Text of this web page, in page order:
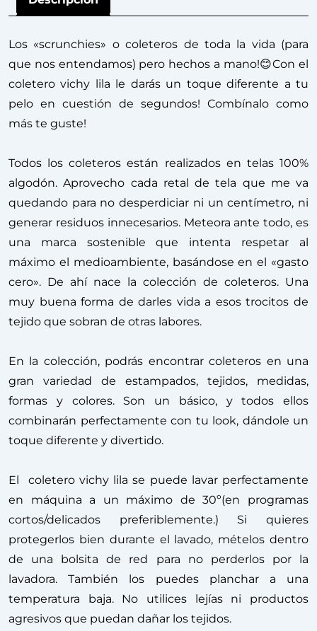
Los «scrunchies» o coleteros de toda la vida (para
que nos entendamos) pero hechos a mano!😊Con el
coletero vichy lila le darás un toque diferente a tu
pelo en cuestión de segundos! Combínalo como
más te guste!
Todos los coleteros están realizados en telas 100%
algodón. Aprovecho cada retal de tela que me va
quedando para no desperdiciar ni un centímetro, ni
generar residuos innecesarios. Meteora ante todo, es
una marca sostenible que intenta respetar al
máximo el medioambiente, basándose en el «gasto
cero». De ahí nace la colección de coleteros. Una
muy buena forma de darles vida a esos trocitos de
tejido que sobran de otras labores.
En la colección, podrás encontrar coleteros en una
gran variedad de estampados, tejidos, medidas,
formas y colores. Son un básico, y todos ellos
combinarán perfectamente con tu look, dándole un
toque diferente y divertido.
El coletero vichy lila se puede lavar perfectamente
en máquina a un máximo de 30º(en programas
cortos/delicados preferiblemente.) Si quieres
protegerlos bien durante el lavado, mételos dentro
de una bolsita de red para no perderlos por la
lavadora. También los puedes planchar a una
temperatura baja. No utilices lejías ni productos
agresivos que puedan dañar los tejidos.